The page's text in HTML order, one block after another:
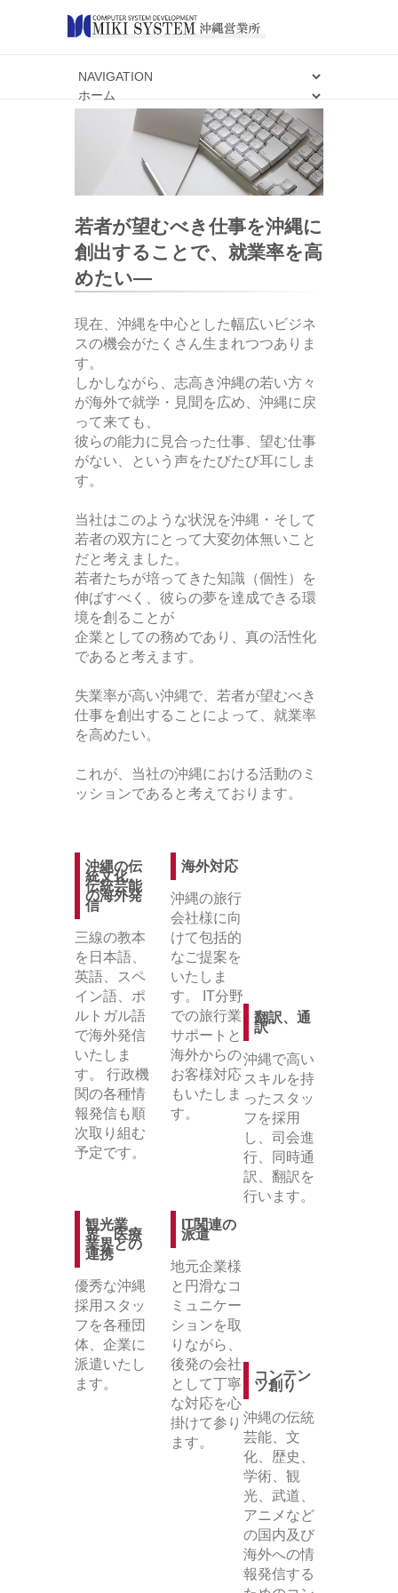
若者が望むべき仕事を沖縄に
創出することで、就業率を高
めたい―
現在、沖縄を中心とした幅広いビジネ
スの機会がたくさん生まれつつありま
す。
しかしながら、志高き沖縄の若い方々
が海外で就学・見聞を広め、沖縄に戻
って来ても、
彼らの能力に見合った仕事、望む仕事
がない、という声をたびたび耳にしま
す。
当社はこのような状況を沖縄・そして
若者の双方にとって大変勿体無いこと
だと考えました。
若者たちが培ってきた知識（個性）を
伸ばすべく、彼らの夢を達成できる環
境を創ることが
企業としての務めであり、真の活性化
であると考えます。
失業率が高い沖縄で、若者が望むべき
仕事を創出することによって、就業率
を高めたい。
これが、当社の沖縄における活動のミ
ッションであると考えております。
沖縄の伝
統文化、
伝統芸能
の海外発
信
三線の教本
を日本語、
英語、スペ
イン語、ポ
ルトガル語
で海外発信
いたしま
す。 行政機
関の各種情
報発信も順
次取り組む
予定です。
海外対応
沖縄の旅行
会社様に向
けて包括的
なご提案を
いたしま
す。 IT分野
での旅行業
サポートと
海外からの
お客様対応
もいたしま
す。
翻訳、通
訳
沖縄で高い
スキルを持
ったスタッ
フを採用
し、司会進
行、同時通
訳、翻訳を
行います。
観光業
界、医療
業界との
連携
優秀な沖縄
採用スタッ
フを各種団
体、企業に
派遣いたし
ます。
IT関連の
派遣
地元企業様
と円滑なコ
ミュニケー
ションを取
りながら、
後発の会社
として丁寧
な対応を心
掛けて参り
ます。
コンテン
ツ創り
沖縄の伝統
芸能、文
化、歴史、
学術、観
光、武道、
アニメなど
の国内及び
海外への情
報発信する